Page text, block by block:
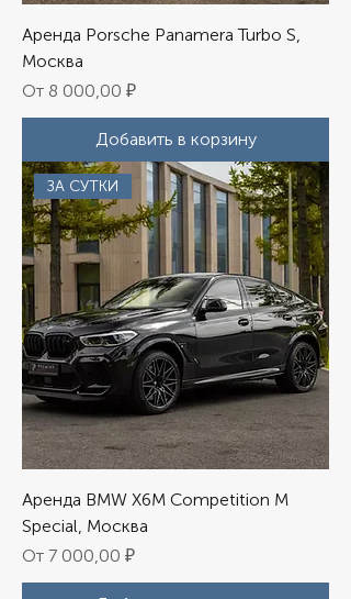
Аренда Porsche Panamera Turbo S,
Москва
От 8 000,00 ₽
Цена со скидкой
Добавить в корзину
ЗА СУТКИ
Аренда BMW X6M Competition M
Special, Москва
От 7 000,00 ₽
Цена со скидкой